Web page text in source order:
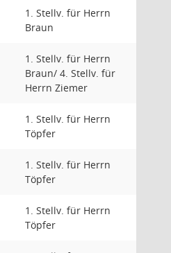
1. Stellv. für Herrn
Braun
1. Stellv. für Herrn
Braun/ 4. Stellv. für
Herrn Ziemer
1. Stellv. für Herrn
Töpfer
1. Stellv. für Herrn
Töpfer
1. Stellv. für Herrn
Töpfer